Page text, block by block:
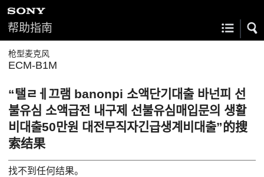
帮助指南
枪型麦克风
ECM-B1M
“탤ㄹㅔ끄램 banonpi 소액단기대출 바넌피 선
불유심 소액급전 내구제 선불유심매입문의 생활
비대출50만원 대전무직자긴급생계비대출”的搜
索结果
找不到任何结果。